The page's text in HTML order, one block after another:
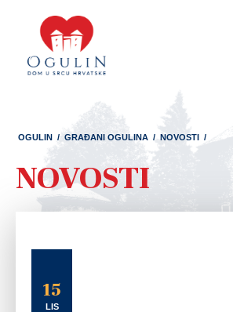
OGULIN / GRAĐANI OGULINA / NOVOSTI /
NOVOSTI
15
LIS